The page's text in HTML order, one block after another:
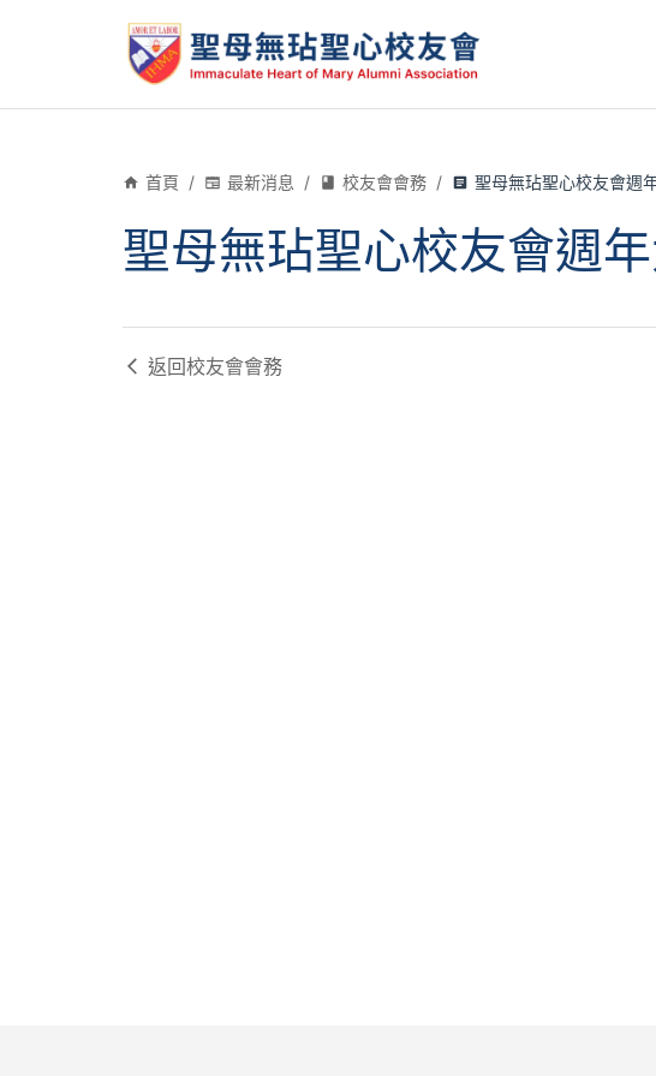
首頁 / 最新消息 / 校友會會務 / 聖母無玷聖心校友會週
聖母無玷聖心校友會週
返回校友會會務